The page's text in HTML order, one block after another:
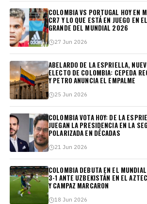
COLOMBIA VS PORTUGAL HOY EN
CR7 Y LO QUE ESTÁ EN JUEGO EN
GRANDE DEL MUNDIAL 2026
27 Jun 2026
ABELARDO DE LA ESPRIELLA,
ELECTO DE COLOMBIA: CEPEDA
Y PETRO ANUNCIA EL EMPALME
25 Jun 2026
COLOMBIA VOTA HOY: DE LA
JUEGAN LA PRESIDENCIA EN LA
POLARIZADA EN DÉCADAS
21 Jun 2026
COLOMBIA DEBUTA EN EL
3-1 ANTE UZBEKISTÁN EN EL
Y CAMPAZ MARCARON
18 Jun 2026